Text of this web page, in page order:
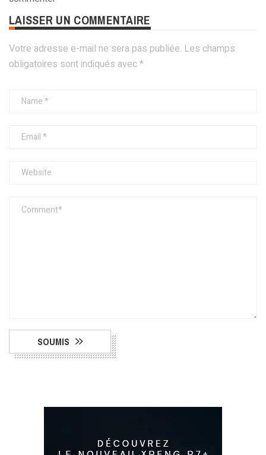
LAISSER UN COMMENTAIRE
Votre adresse e-mail ne sera pas publiée. Les champs
obligatoires sont indiqués avec*
SOUMIS